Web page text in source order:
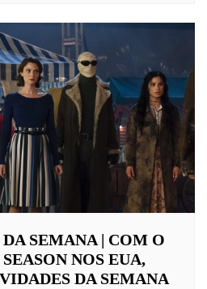
SEMANA | COM O
NOS EUA,
DA SEMANA